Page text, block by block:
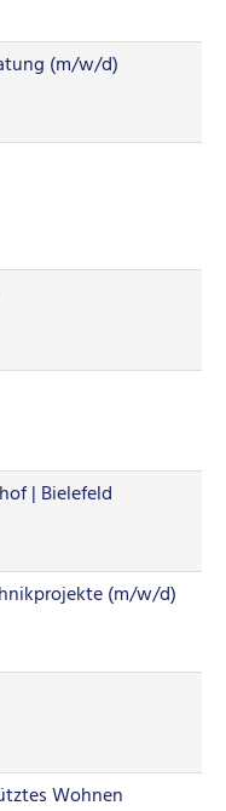
(m/w/d)
| Bielefeld
(m/w/d)
Wohnen